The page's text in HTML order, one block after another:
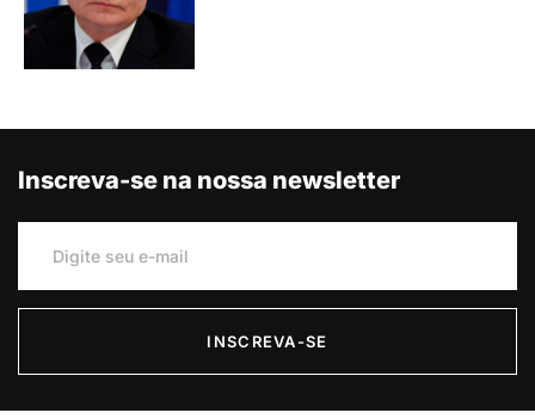
Inscreva-se na nossa newsletter
INSCREVA-SE